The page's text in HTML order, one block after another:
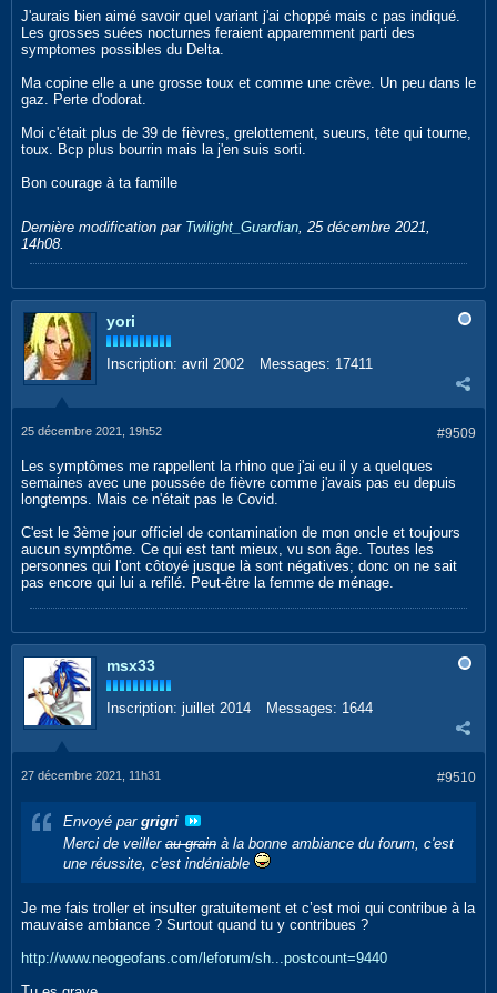
J'aurais bien aimé savoir quel variant j'ai choppé mais c pas indiqué.
Les grosses suées nocturnes feraient apparemment parti des
symptomes possibles du Delta.
Ma copine elle a une grosse toux et comme une crève. Un peu dans le
gaz. Perte d'odorat.
Moi c'était plus de 39 de fièvres, grelottement, sueurs, tête qui tourne,
toux. Bcp plus bourrin mais la j'en suis sorti.
Bon courage à ta famille
Dernière modification par Twilight_Guardian, 25 décembre 2021,
14h08.
yori
Inscription: avril 2002 Messages: 17411
#9509
25 décembre 2021, 19h52
Les symptômes me rappellent la rhino que j'ai eu il y a quelques
semaines avec une poussée de fièvre comme j'avais pas eu depuis
longtemps. Mais ce n'était pas le Covid.
C'est le 3ème jour officiel de contamination de mon oncle et toujours
aucun symptôme. Ce qui est tant mieux, vu son âge. Toutes les
personnes qui l'ont côtoyé jusque là sont négatives; donc on ne sait
pas encore qui lui a refilé. Peut-être la femme de ménage.
msx33
Inscription: juillet 2014 Messages: 1644
#9510
27 décembre 2021, 11h31
Envoyé par grigri
Merci de veiller au grain à la bonne ambiance du forum, c'est
une réussite, c'est indéniable
Je me fais troller et insulter gratuitement et c’est moi qui contribue à la
mauvaise ambiance ? Surtout quand tu y contribues ?
http://www.neogeofans.com/leforum/sh...postcount=9440